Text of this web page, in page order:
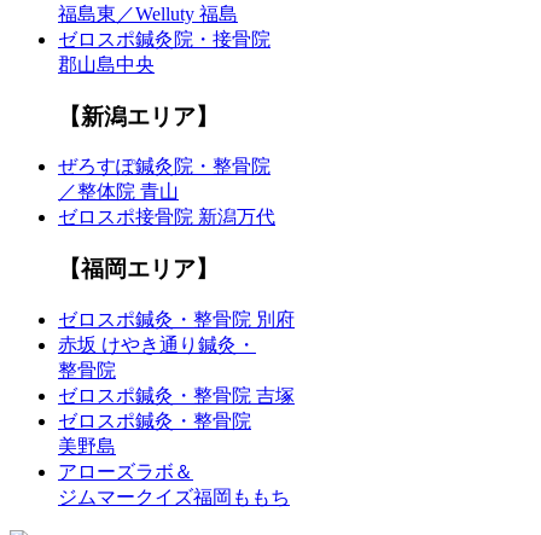
福島東／Welluty 福島
ゼロスポ鍼灸院・接骨院
郡山島中央
【新潟エリア】
ぜろすぽ鍼灸院・整骨院
／整体院 青山
ゼロスポ接骨院 新潟万代
【福岡エリア】
ゼロスポ鍼灸・整骨院 別府
赤坂 けやき通り鍼灸・
整骨院
ゼロスポ鍼灸・整骨院 吉塚
ゼロスポ鍼灸・整骨院
美野島
アローズラボ＆
ジムマークイズ福岡ももち